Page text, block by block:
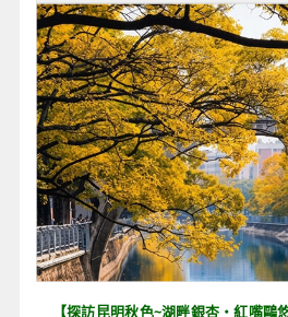
【探訪昆明秋色~湖畔銀杏・紅嘴鷗